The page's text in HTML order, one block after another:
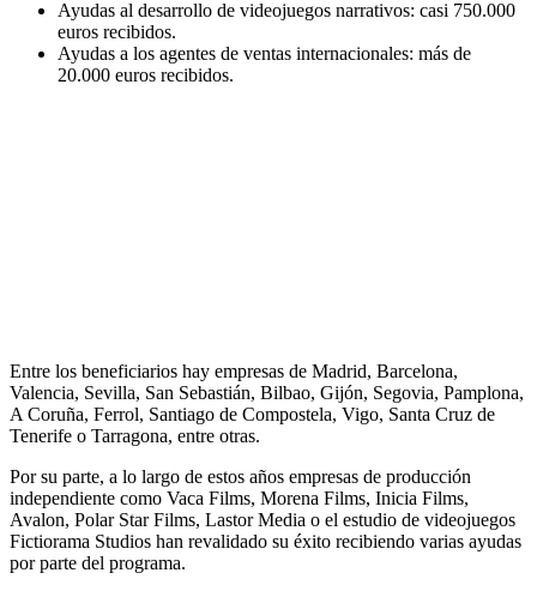
Ayudas al desarrollo de videojuegos narrativos: casi 750.000
euros recibidos.
Ayudas a los agentes de ventas internacionales: más de
20.000 euros recibidos.
Entre los beneficiarios hay empresas de Madrid, Barcelona,
Valencia, Sevilla, San Sebastián, Bilbao, Gijón, Segovia, Pamplona,
A Coruña, Ferrol, Santiago de Compostela, Vigo, Santa Cruz de
Tenerife o Tarragona, entre otras.
Por su parte, a lo largo de estos años empresas de producción
independiente como Vaca Films, Morena Films, Inicia Films,
Avalon, Polar Star Films, Lastor Media o el estudio de videojuegos
Fictiorama Studios han revalidado su éxito recibiendo varias ayudas
por parte del programa.